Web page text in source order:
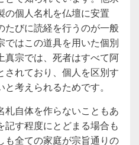
の個人名札を仏壇に安置
たびに読経を行うのが一般
ではこの道具を用いた個別
真宗では、死者はすべて阿
されており、個人を区別す
考えられるためです。
札自体を作らないこともあ
記す程度にとどまる場合も
も全ての家庭が宗旨通りの